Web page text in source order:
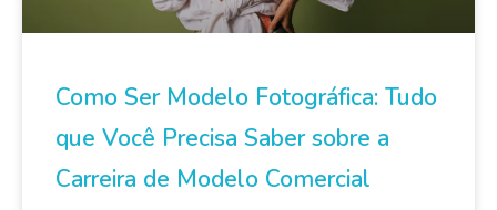
Como Ser Modelo Fotográfica: Tudo
que Você Precisa Saber sobre a
Carreira de Modelo Comercial